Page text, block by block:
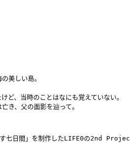
美しい島。
ど、当時のことはなにも覚えていない。
き、父の面影を辿って。
す七日間」を制作したLIFE0の2nd